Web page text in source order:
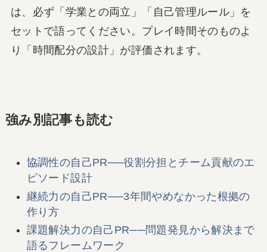
は、必ず「学業との両立」「自己管理ルール」を
セットで語ってください。プレイ時間そのものよ
り「時間配分の設計」が評価されます。
強み別記事も読む
協調性の自己PR──役割分担とチーム貢献のエ
ピソード設計
継続力の自己PR──3年間やめなかった根拠の
作り方
課題解決力の自己PR──問題発見から解決まで
語るフレームワーク